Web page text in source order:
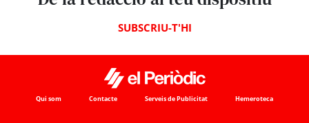
SUBSCRIU-T'HI
Qui som Contacte Serveis de Publicitat Hemeroteca